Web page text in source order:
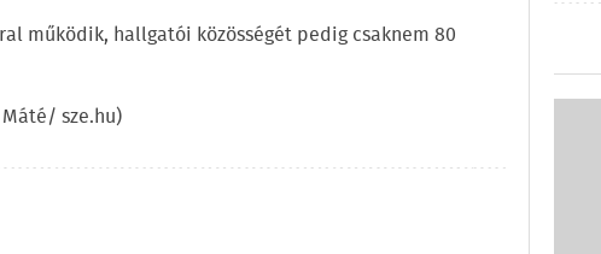
működik, hallgatói közösségét pedig csaknem 80
sze.hu)